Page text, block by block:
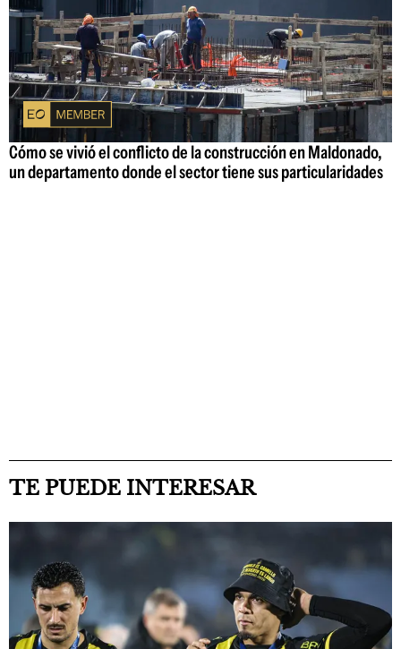
Cómo se vivió el conflicto de la construcción en Maldonado,
un departamento donde el sector tiene sus particularidades
TE PUEDE INTERESAR